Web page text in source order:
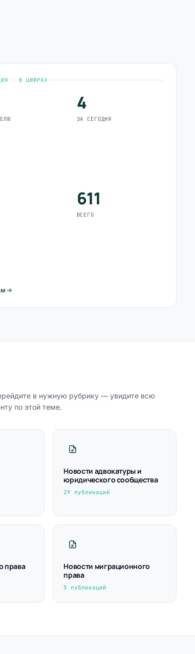
· В ЦИФРАХ
4
ЗА СЕГОДНЯ
611
ВСЕГО
в нужную рубрику — увидите всю
по этой теме.
Новости адвокатуры и
юридического сообщества
29 публикаций
права
Новости миграционного
права
5 публикаций